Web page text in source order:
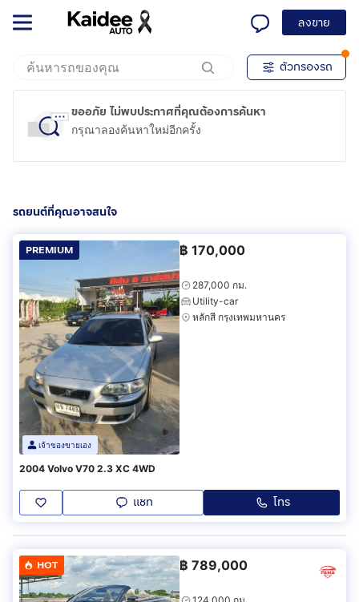
ลงขาย
ตัวกรองรถ
ขออภัย ไม่พบประกาศที่คุณต้องการค้นหา
กรุณาลองค้นหาใหม่อีกครั้ง
รถยนต์ที่คุณอาจสนใจ
PREMIUM
เจ้าของขายเอง
฿ 170,000
287,000 กม.
Utility-car
หลักสี่ กรุงเทพมหานคร
2004 Volvo V70 2.3 XC 4WD
แชท โทร
HOT ฿ 789,000